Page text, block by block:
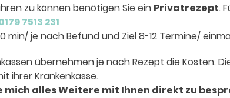
zu können benötigen Sie ein Privatrezept.
7513 231
min/ je nach Befund und Ziel 8-12 Termine/
übernehmen je nach Rezept die Kosten.
ihrer Krankenkasse.
mich alles Weitere mit Ihnen direkt zu